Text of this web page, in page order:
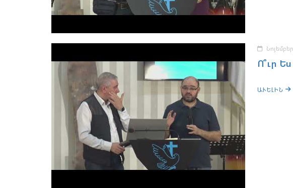
Ո՞ւր
ԱՒԵԼԻՆ